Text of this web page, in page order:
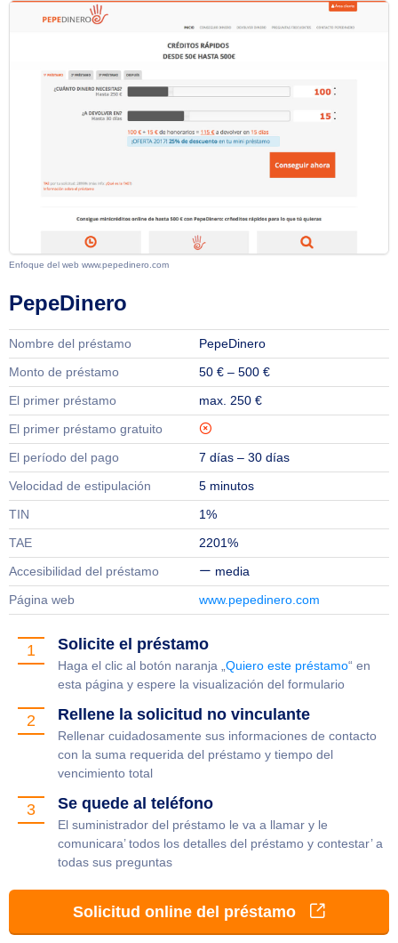
Enfoque del web www.pepedinero.com
PepeDinero
Nombre del préstamo
PepeDinero
Monto de préstamo
50 € – 500 €
El primer préstamo
max. 250 €
El primer préstamo gratuito
El período del pago
7 días – 30 días
Velocidad de estipulación
5 minutos
TIN
1%
TAE
2201%
Accesibilidad del préstamo
media
Página web
www.pepedinero.com
1 Solicite el préstamo
Haga el clic al botón naranja „ Quiero este préstamo“ en
esta página y espere la visualización del formulario
2 Rellene la solicitud no vinculante
Rellenar cuidadosamente sus informaciones de contacto
con la suma requerida del préstamo y tiempo del
vencimiento total
3 Se quede al teléfono
El suministrador del préstamo le va a llamar y le
comunicara’ todos los detalles del préstamo y contestar’ a
todas sus preguntas
Solicitud online del préstamo